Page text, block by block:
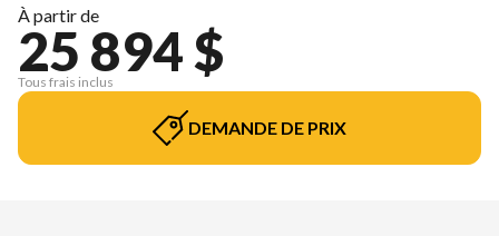
À partir de
25 894 $
Tous frais inclus
DEMANDE DE PRIX